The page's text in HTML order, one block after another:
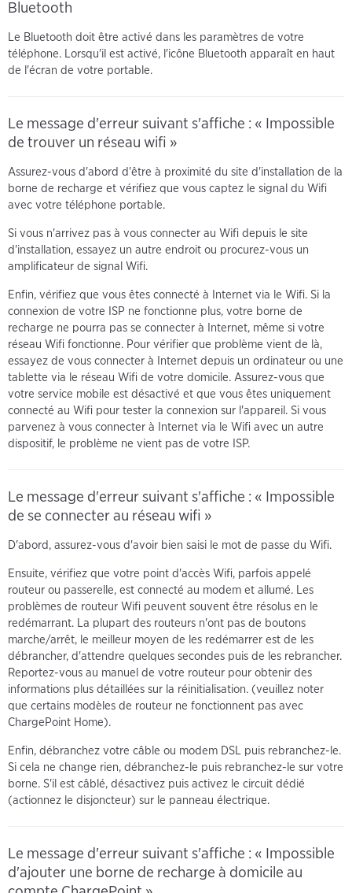
Bluetooth
Le Bluetooth doit être activé dans les paramètres de votre
téléphone. Lorsqu'il est activé, l'icône Bluetooth apparaît en haut
de l'écran de votre portable.
Le message d'erreur suivant s'affiche : « Impossible
de trouver un réseau wifi »
Assurez-vous d'abord d'être à proximité du site d'installation de la
borne de recharge et vérifiez que vous captez le signal du Wifi
avec votre téléphone portable.
Si vous n'arrivez pas à vous connecter au Wifi depuis le site
d'installation, essayez un autre endroit ou procurez-vous un
amplificateur de signal Wifi.
Enfin, vérifiez que vous êtes connecté à Internet via le Wifi. Si la
connexion de votre ISP ne fonctionne plus, votre borne de
recharge ne pourra pas se connecter à Internet, même si votre
réseau Wifi fonctionne. Pour vérifier que problème vient de là,
essayez de vous connecter à Internet depuis un ordinateur ou une
tablette via le réseau Wifi de votre domicile. Assurez-vous que
votre service mobile est désactivé et que vous êtes uniquement
connecté au Wifi pour tester la connexion sur l'appareil. Si vous
parvenez à vous connecter à Internet via le Wifi avec un autre
dispositif, le problème ne vient pas de votre ISP.
Le message d'erreur suivant s'affiche : « Impossible
de se connecter au réseau wifi »
D'abord, assurez-vous d'avoir bien saisi le mot de passe du Wifi.
Ensuite, vérifiez que votre point d'accès Wifi, parfois appelé
routeur ou passerelle, est connecté au modem et allumé. Les
problèmes de routeur Wifi peuvent souvent être résolus en le
redémarrant. La plupart des routeurs n'ont pas de boutons
marche/arrêt, le meilleur moyen de les redémarrer est de les
débrancher, d'attendre quelques secondes puis de les rebrancher.
Reportez-vous au manuel de votre routeur pour obtenir des
informations plus détaillées sur la réinitialisation. (veuillez noter
que certains modèles de routeur ne fonctionnent pas avec
ChargePoint Home).
Enfin, débranchez votre câble ou modem DSL puis rebranchez-le.
Si cela ne change rien, débranchez-le puis rebranchez-le sur votre
borne. S'il est câblé, désactivez puis activez le circuit dédié
(actionnez le disjoncteur) sur le panneau électrique.
Le message d'erreur suivant s'affiche : « Impossible
d'ajouter une borne de recharge à domicile au